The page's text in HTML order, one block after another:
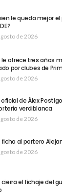
le queda mejor el
de 2026
le ofrece tres años
por clubes de
de 2026
oficial de Álex
verdiblanca
de 2026
ficha al portero
de 2026
cierra el fichaje del